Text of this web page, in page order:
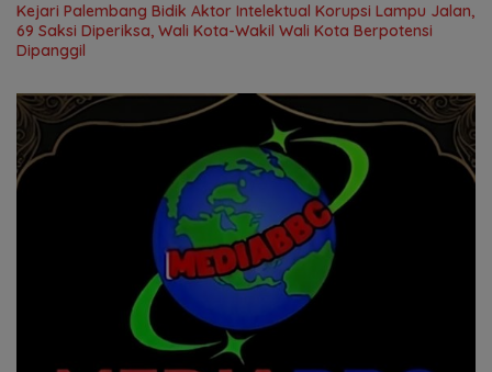
Kejari Palembang Bidik Aktor Intelektual Korupsi Lampu Jalan,
69 Saksi Diperiksa, Wali Kota-Wakil Wali Kota Berpotensi
Dipanggil